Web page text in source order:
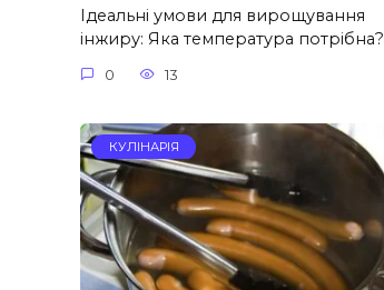
Ідеальні умови для вирощування
інжиру: Яка температура потрібна?
0 13
КУЛІНАРІЯ